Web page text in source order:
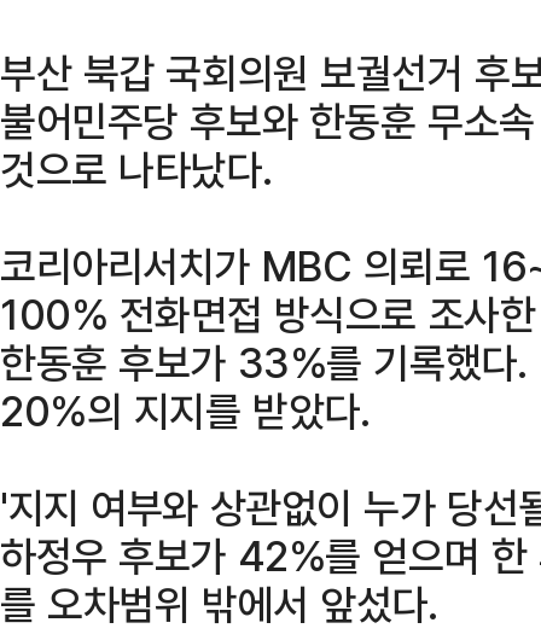
부산 북갑 국회의원 보궐선거 후
불어민주당 후보와 한동훈 무소
것으로 나타났다.
코리아리서치가 MBC 의뢰로
100% 전화면접 방식으로 조사
한동훈 후보가 33%를 기록했다.
20%의 지지를 받았다.
'지지 여부와 상관없이 누가 당선
하정우 후보가 42%를 얻으며
를 오차범위 밖에서 앞섰다.